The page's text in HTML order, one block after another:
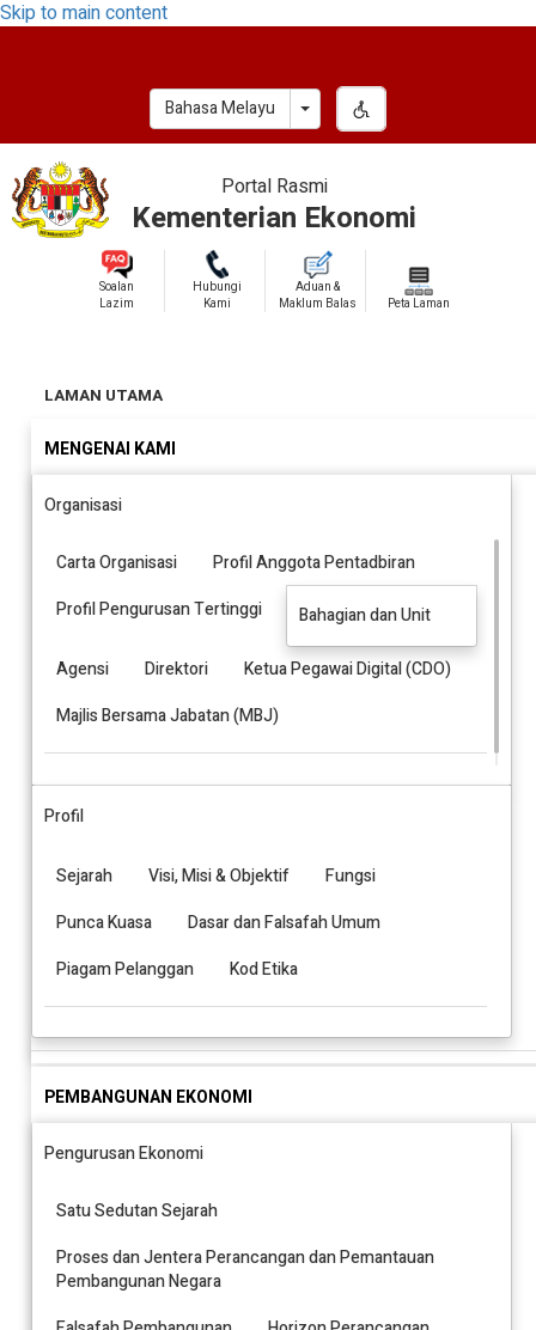
Skip to main content
Bahasa Melayu Toggle Dropdown
Portal Rasmi
Kementerian Ekonomi
Soalan
Lazim
Hubungi
Kami
Aduan &
Maklum Balas
Peta Laman
LAMAN UTAMA
MENGENAI KAMI
Organisasi
Carta Organisasi
Profil Anggota Pentadbiran
Profil Pengurusan Tertinggi
Bahagian dan Unit
Agensi Direktori
Ketua Pegawai Digital (CDO)
Majlis Bersama Jabatan (MBJ)
Profil
Sejarah Visi, Misi & Objektif
Fungsi
Punca Kuasa
Dasar dan Falsafah Umum
Piagam Pelanggan
Kod Etika
PEMBANGUNAN EKONOMI
Pengurusan Ekonomi
Satu Sedutan Sejarah
Proses dan Jentera Perancangan dan Pemantauan
Pembangunan Negara